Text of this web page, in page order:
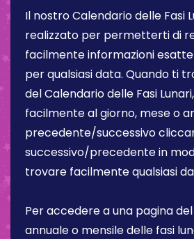
Il nostro Calendario delle Fasi
realizzato per permetterti di
facilmente informazioni
per qualsiasi data. Quando ti
del Calendario delle Fasi
facilmente al giorno, mese o
precedente/successivo
successivo/precedente in
trovare facilmente qualsiasi
Per accedere a una pagina
annuale o mensile delle fasi